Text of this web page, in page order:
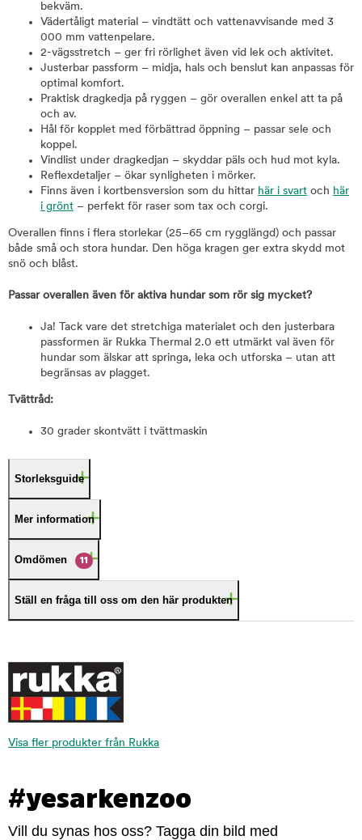
bekväm.
Vädertåligt material – vindtätt och vattenavvisande med 3
000 mm vattenpelare.
2-vägsstretch – ger fri rörlighet även vid lek och aktivitet.
Justerbar passform – midja, hals och benslut kan anpassas för
optimal komfort.
Praktisk dragkedja på ryggen – gör overallen enkel att ta på
och av.
Hål för kopplet med förbättrad öppning – passar sele och
koppel.
Vindlist under dragkedjan – skyddar päls och hud mot kyla.
Reflexdetaljer – ökar synligheten i mörker.
Finns även i kortbensversion som du hittar här i svart och här
i grönt – perfekt för raser som tax och corgi.
Overallen finns i flera storlekar (25–65 cm rygglängd) och passar
både små och stora hundar. Den höga kragen ger extra skydd mot
snö och blåst.
Passar overallen även för aktiva hundar som rör sig mycket?
Ja! Tack vare det stretchiga materialet och den justerbara
passformen är Rukka Thermal 2.0 ett utmärkt val även för
hundar som älskar att springa, leka och utforska – utan att
begränsas av plagget.
Tvättråd:
30 grader skontvätt i tvättmaskin
Storleksguide
Mer information
Omdömen 11
Ställ en fråga till oss om den här produkten
Visa fler produkter från Rukka
#yesarkenzoo
Vill du synas hos oss? Tagga din bild med